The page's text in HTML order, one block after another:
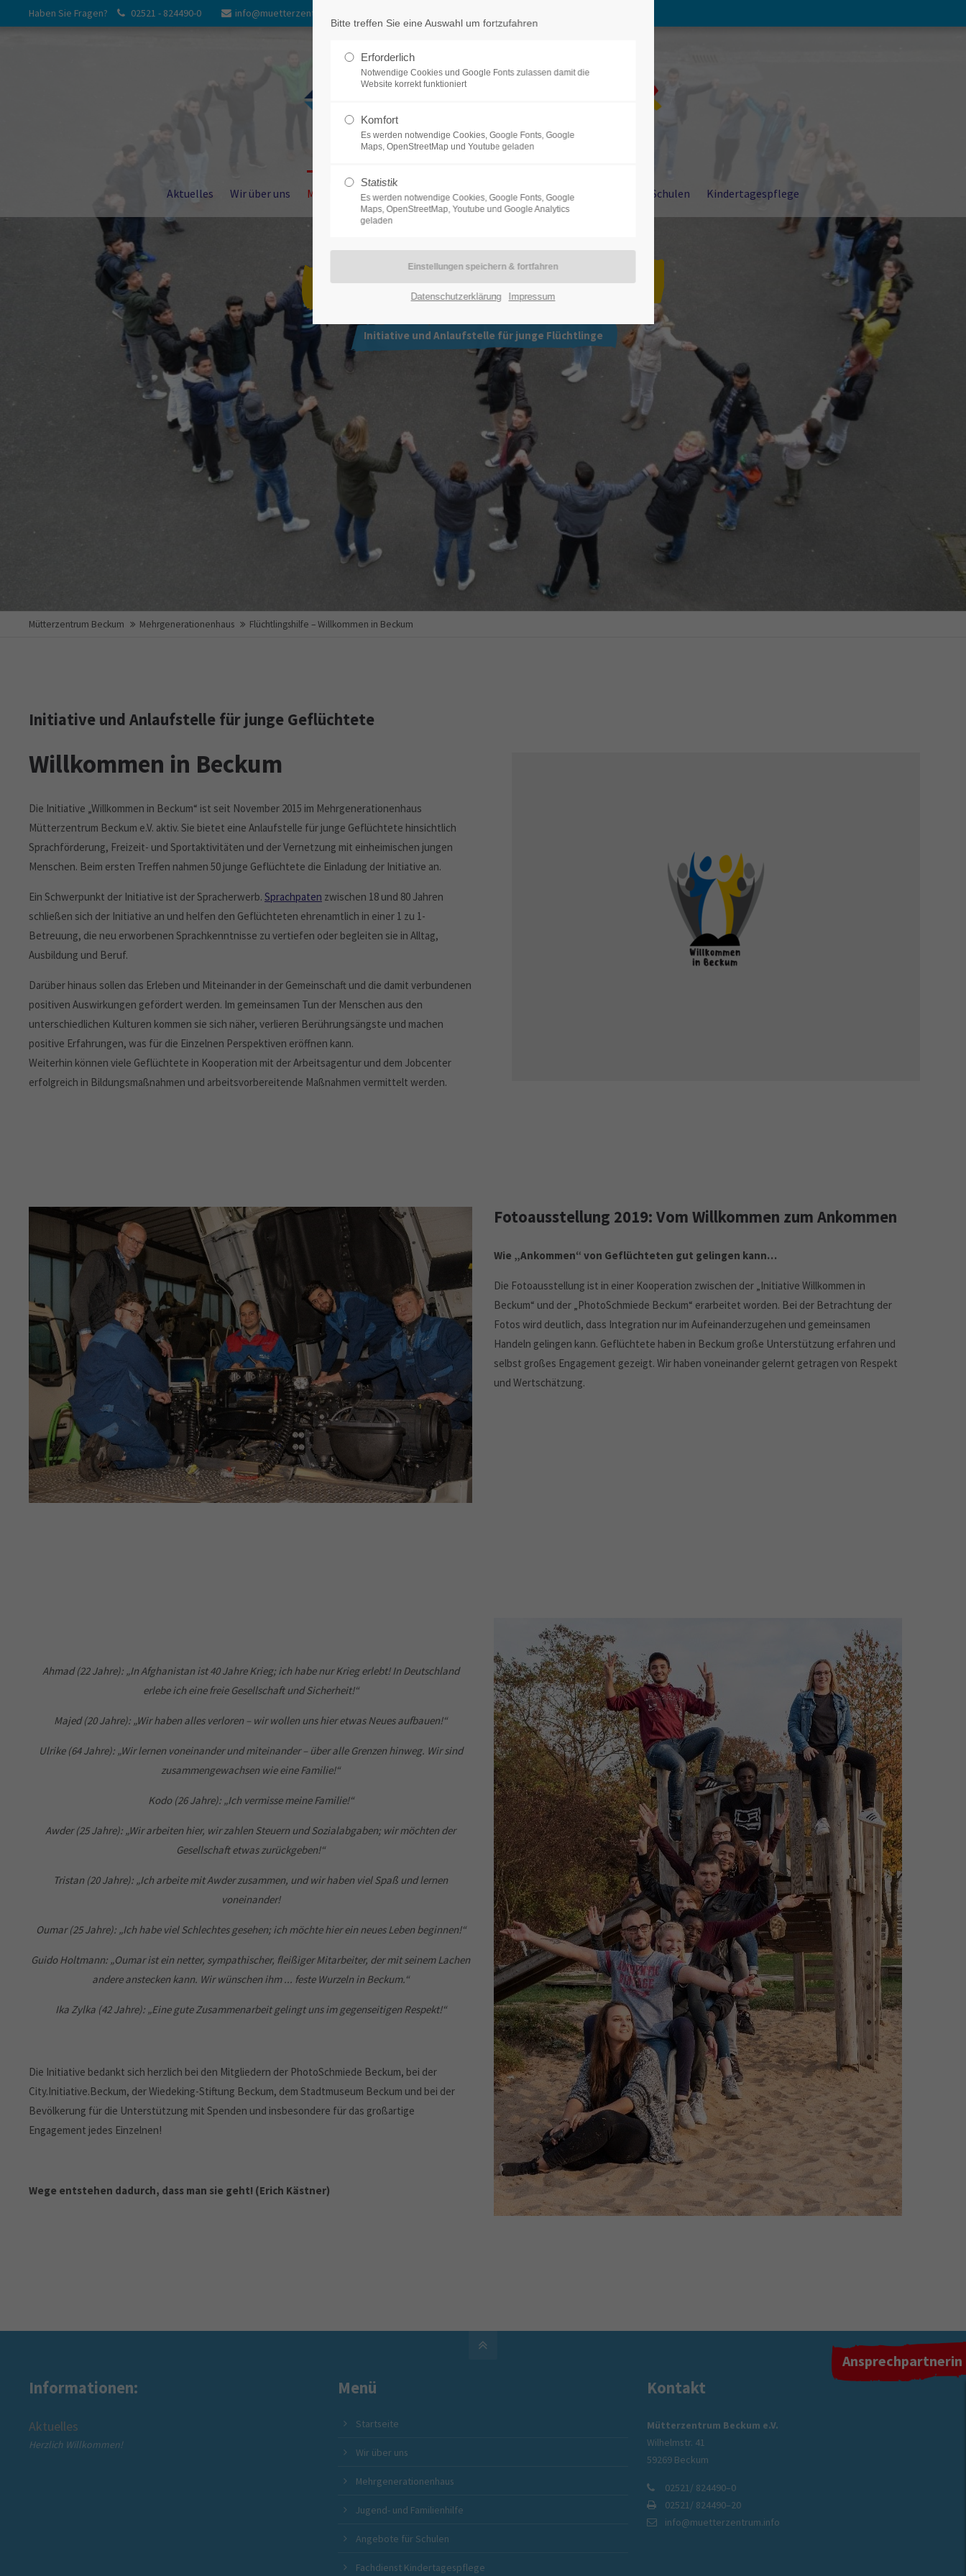
Lost your password?
Lorem ipsum dolor sit amet:
Cybersteel Inc.
Have any questions?
Drop us a line
info@yourdomain.com
Haben Sie Fragen? 02521 - 824490-0 info@muetterzentrum-beckum.de
Aktuelles Wir über uns Mehrgenerationenhaus Jugend- und Familienhilfe Angebote für Schulen Kindertagespflege
Willkommen in Beckum
Initiative und Anlaufstelle für junge Flüchtlinge
Mütterzentrum Beckum Mehrgenerationenhaus Flüchtlingshilfe – Willkommen in Beckum
Initiative und Anlaufstelle für junge Geflüchtete
Willkommen in Beckum
Die Initiative „Willkommen in Beckum“ ist seit November 2015 im Mehrgenerationenhaus
Mütterzentrum Beckum e.V. aktiv. Sie bietet eine Anlaufstelle für junge Geflüchtete hinsichtlich
Sprachförderung, Freizeit- und Sportaktivitäten und der Vernetzung mit einheimischen jungen
Menschen. Beim ersten Treffen nahmen 50 junge Geflüchtete die Einladung der Initiative an.
Ein Schwerpunkt der Initiative ist der Spracherwerb. Sprachpaten zwischen 18 und 80 Jahren
schließen sich der Initiative an und helfen den Geflüchteten ehrenamtlich in einer 1 zu 1-
Betreuung, die neu erworbenen Sprachkenntnisse zu vertiefen oder begleiten sie in Alltag,
Ausbildung und Beruf.
Darüber hinaus sollen das Erleben und Miteinander in der Gemeinschaft und die damit verbundenen
positiven Auswirkungen gefördert werden. Im gemeinsamen Tun der Menschen aus den
unterschiedlichen Kulturen kommen sie sich näher, verlieren Berührungsängste und machen
positive Erfahrungen, was für die Einzelnen Perspektiven eröffnen kann.
Weiterhin können viele Geflüchtete in Kooperation mit der Arbeitsagentur und dem Jobcenter
erfolgreich in Bildungsmaßnahmen und arbeitsvorbereitende Maßnahmen vermittelt werden.
Fotoausstellung 2019: Vom Willkommen zum Ankommen
Wie „Ankommen“ von Geflüchteten gut gelingen kann…
Die Fotoausstellung ist in einer Kooperation zwischen der „Initiative Willkommen in
Beckum“ und der „PhotoSchmiede Beckum“ erarbeitet worden. Bei der Betrachtung der
Fotos wird deutlich, dass Integration nur im Aufeinanderzugehen und gemeinsamen
Handeln gelingen kann. Geflüchtete haben in Beckum große Unterstützung erfahren und
selbst großes Engagement gezeigt. Wir haben voneinander gelernt getragen von Respekt
und Wertschätzung.
Ahmad (22 Jahre): „In Afghanistan ist 40 Jahre Krieg; ich habe nur Krieg erlebt! In Deutschland
erlebe ich eine freie Gesellschaft und Sicherheit!“
Majed (20 Jahre): „Wir haben alles verloren – wir wollen uns hier etwas Neues aufbauen!“
Ulrike (64 Jahre): „Wir lernen voneinander und miteinander – über alle Grenzen hinweg. Wir sind
zusammengewachsen wie eine Familie!“
Kodo (26 Jahre): „Ich vermisse meine Familie!“
Awder (25 Jahre): „Wir arbeiten hier, wir zahlen Steuern und Sozialabgaben; wir möchten der
Gesellschaft etwas zurückgeben!“
Tristan (20 Jahre): „Ich arbeite mit Awder zusammen, und wir haben viel Spaß und lernen
voneinander!
Oumar (25 Jahre): „Ich habe viel Schlechtes gesehen; ich möchte hier ein neues Leben beginnen!“
Guido Holtmann: „Oumar ist ein netter, sympathischer, fleißiger Mitarbeiter, der mit seinem Lachen
andere anstecken kann. Wir wünschen ihm ... feste Wurzeln in Beckum.“
Ika Zylka (42 Jahre): „Eine gute Zusammenarbeit gelingt uns im gegenseitigen Respekt!“
Die Initiative bedankt sich herzlich bei den Mitgliedern der PhotoSchmiede Beckum, bei der
City.Initiative.Beckum, der Wiedeking-Stiftung Beckum, dem Stadtmuseum Beckum und bei der
Bevölkerung für die Unterstützung mit Spenden und insbesondere für das großartige
Engagement jedes Einzelnen!
Wege entstehen dadurch, dass man sie geht! (Erich Kästner)
Ansprechpartnerin
Informationen:
Angebote für Familien, SeniorInnen und Zugewanderte
Mütterzentrum Soziales Netzwerk gGmbH
Menü
Startseite
Wir über uns
Mehrgenerationenhaus
Jugend- und Familienhilfe
Angebote für Schulen
Fachdienst Kindertagespflege
Kontakt
Mütterzentrum Beckum e.V.
Wilhelmstr. 41
59269 Beckum
02521/ 824490–0
02521/ 824490–20
info@muetterzentrum.info
Bitte treffen Sie eine Auswahl um fortzufahren
Erforderlich
Notwendige Cookies und Google Fonts zulassen damit die
Website korrekt funktioniert
Komfort
Es werden notwendige Cookies, Google Fonts, Google
Maps, OpenStreetMap und Youtube geladen
Statistik
Es werden notwendige Cookies, Google Fonts, Google
Maps, OpenStreetMap, Youtube und Google Analytics
geladen
Datenschutzerklärung Impressum